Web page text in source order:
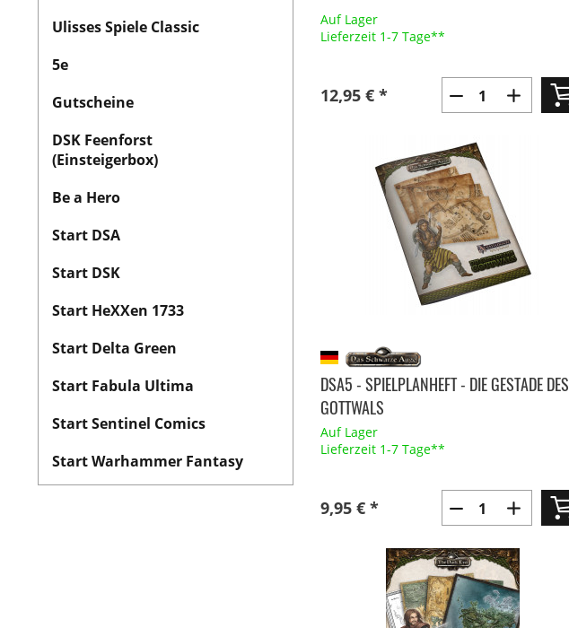
Ulisses Spiele Classic
5e
Gutscheine
DSK Feenforst
(Einsteigerbox)
Be a Hero
Start DSA
Start DSK
Start HeXXen 1733
Start Delta Green
Start Fabula Ultima
Start Sentinel Comics
Start Warhammer Fantasy
Auf Lager
Lieferzeit 1-7 Tage**
12,95 € *
DSA5 - SPIELPLANHEFT - DIE GESTADE DES
GOTTWALS
Auf Lager
Lieferzeit 1-7 Tage**
9,95 € *